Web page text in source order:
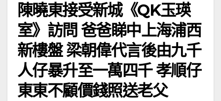
陳曉東接受新城《QK玉瑛
室》訪問 爸爸睇中上海浦西
新樓盤 梁朝偉代言後由九千
人仔暴升至一萬四千 孝順仔
東東不顧價錢照送老父